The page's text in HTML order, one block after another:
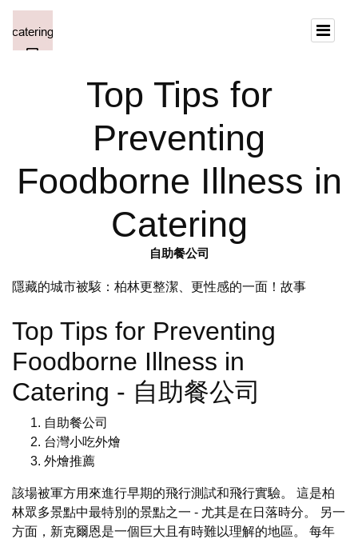
Top Tips for
Preventing
Foodborne Illness in
Catering
自助餐公司
隱藏的城市被駭：柏林更整潔、更性感的一面！故事
Top Tips for Preventing
Foodborne Illness in
Catering - 自助餐公司
自助餐公司
台灣小吃外燴
外燴推薦
該場被軍方用來進行早期的飛行測試和飛行實驗。 這是柏
林眾多景點中最特別的景點之一 - 尤其是在日落時分。 另一
方面，新克爾恩是一個巨大且有時難以理解的地區。 每年